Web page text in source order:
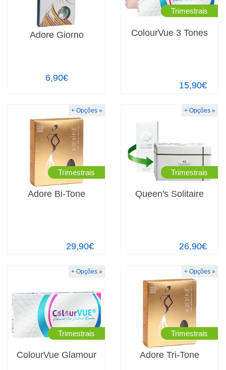
Adore Giorno
6,90€
ColourVue 3 Tones
15,90€
Trimestrais
Adore Bi-Tone
29,90€
Trimestrais
+ Opções »
Queen's Solitaire
26,90€
Trimestrais
+ Opções »
ColourVue Glamour
Trimestrais
+ Opções »
Adore Tri-Tone
Trimestrais
+ Opções »